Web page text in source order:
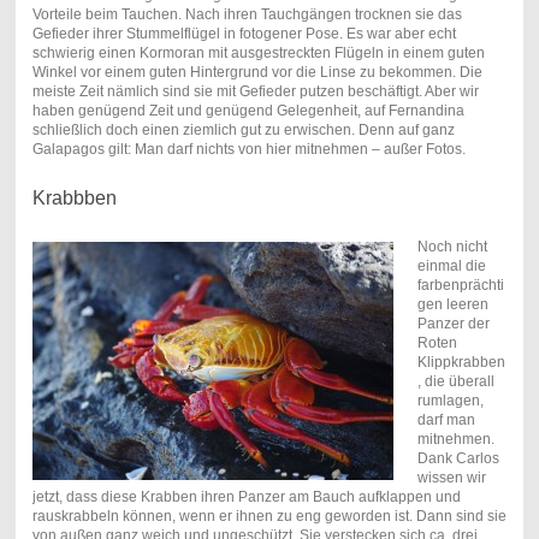
Vorteile beim Tauchen. Nach ihren Tauchgängen trocknen sie das
Gefieder ihrer Stummelflügel in fotogener Pose. Es war aber echt
schwierig einen Kormoran mit ausgestreckten Flügeln in einem guten
Winkel vor einem guten Hintergrund vor die Linse zu bekommen. Die
meiste Zeit nämlich sind sie mit Gefieder putzen beschäftigt. Aber wir
haben genügend Zeit und genügend Gelegenheit, auf Fernandina
schließlich doch einen ziemlich gut zu erwischen. Denn auf ganz
Galapagos gilt: Man darf nichts von hier mitnehmen – außer Fotos.
Krabbben
Noch nicht
einmal die
farbenprächti
gen leeren
Panzer der
Roten
Klippkrabben
, die überall
rumlagen,
darf man
mitnehmen.
Dank Carlos
wissen wir
jetzt, dass diese Krabben ihren Panzer am Bauch aufklappen und
rauskrabbeln können, wenn er ihnen zu eng geworden ist. Dann sind sie